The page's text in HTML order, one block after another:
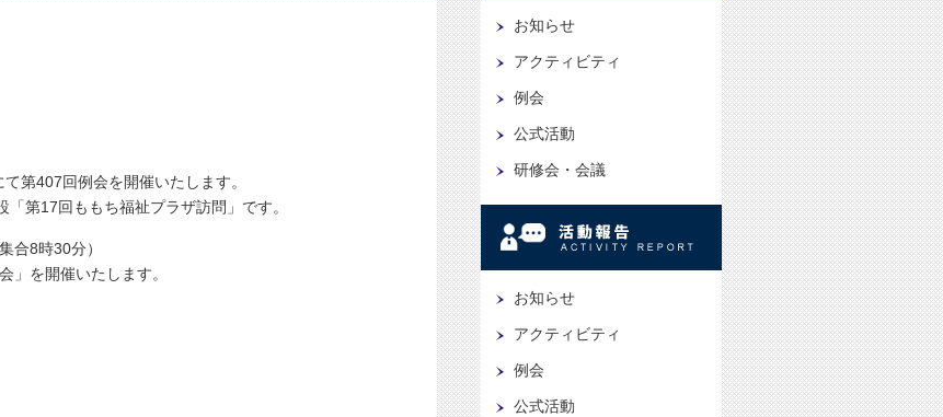
第407回例会を開催いたします。
第17回ももち福祉プラザ訪問」です。
合8時30分）
を開催いたします。
お知らせ
アクティビティ
例会
公式活動
研修会・会議
お知らせ
アクティビティ
例会
公式活動